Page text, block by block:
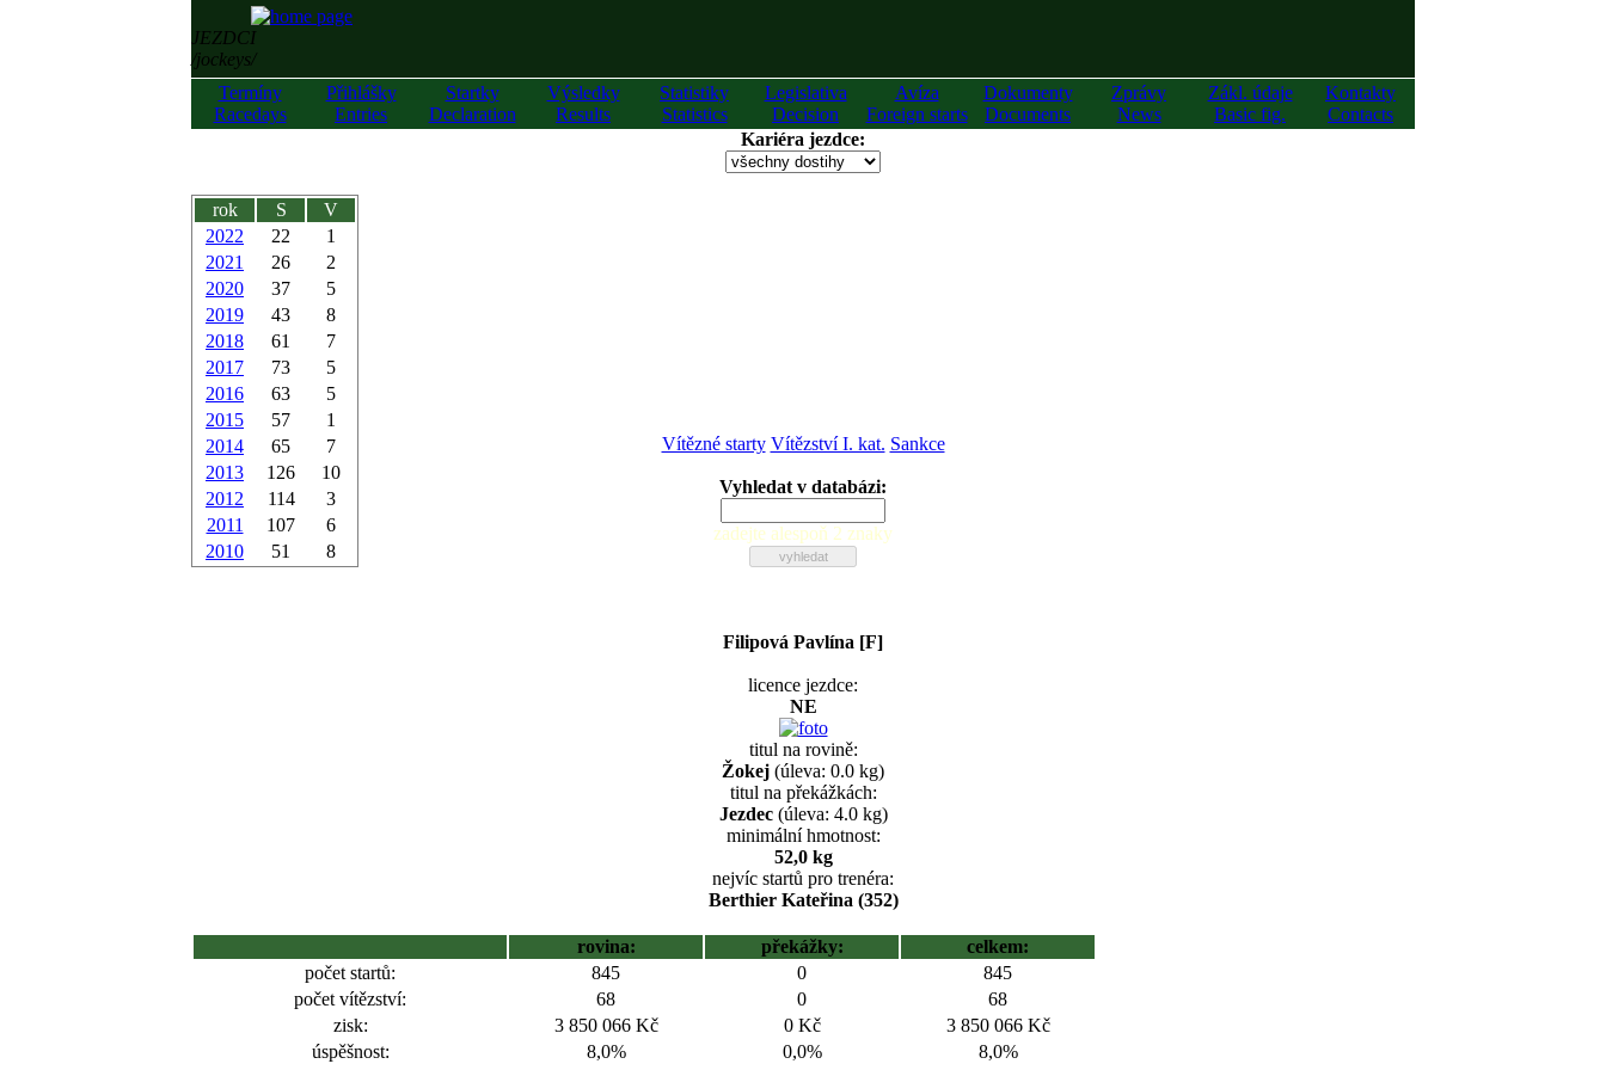
JEZDCI
/jockeys/
Termíny
Racedays
Přihlášky
Entries
Startky
Declaration
Výsledky
Results
Statistiky
Statistics
Legislativa
Decision
Avíza
Foreign starts
Dokumenty
Documents
Zprávy
News
Zákl. údaje
Basic fig.
Kontakty
Contacts
Kariéra jezdce:
rok S
V
2022
22
1
2021
26
2
2020
37
5
2019
43
8
2018
61
7
2017
73
5
2016
63
5
2015
57
1
2014
65
7
2013
126
10
2012
114
3
2011
107
6
2010
51 8
Vítězné starty Vítězství I. kat. Sankce
Vyhledat v databázi:
zadejte alespoň 2 znaky
Filipová Pavlína [F]
licence jezdce:
NE
titul na rovině:
Žokej (úleva: 0.0 kg)
titul na překážkách:
Jezdec(úleva: 4.0 kg)
minimální hmotnost:
52,0 kg
nejvíc startů pro trenéra:
Berthier Kateřina (352)
rovina: překážky:
celkem:
počet startů:
845 0
845
počet vítězství:
68 0
68
zisk:
3 850 066 Kč 0 Kč
3 850 066 Kč
úspěšnost:
8,0% 0,0%
8,0%